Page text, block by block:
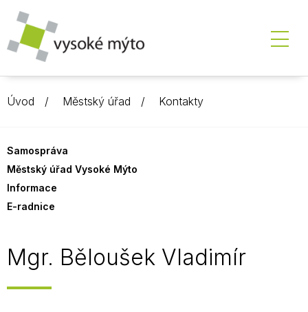
Úvod Městský úřad Kontakty
Samospráva
Městský úřad Vysoké Mýto
Informace
E-radnice
Mgr. Běloušek Vladimír